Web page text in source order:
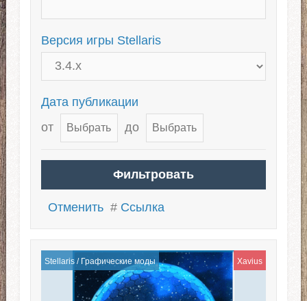
Версия игры Stellaris
Дата публикации
от
до
Отменить # Ссылка
Stellaris/ Графические моды Xavius